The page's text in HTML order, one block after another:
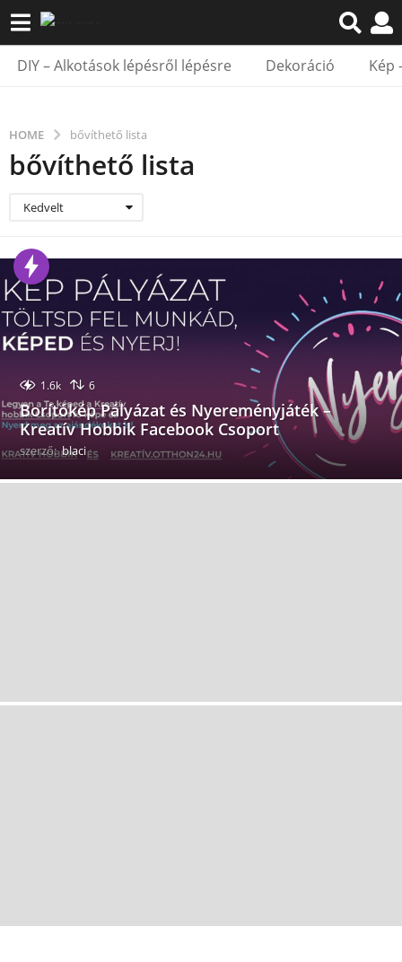
DIY – Alkotások lépésről lépésre Dekoráció Kép
HOME bővíthető lista
bővíthető lista
Kedvelt
1.6k 6
Borítókép Pályázat és Nyereményjáték –
Kreatív Hobbik Facebook Csoport
szerző: blaci